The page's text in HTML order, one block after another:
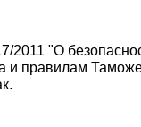
"О
и правилам